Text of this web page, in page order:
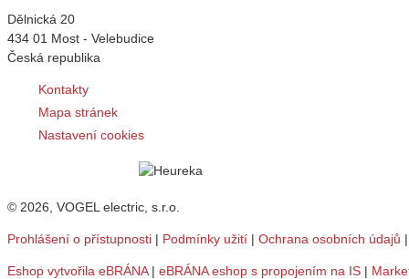
Dělnická 20
434 01 Most - Velebudice
Česká republika
Kontakty
Mapa stránek
Nastavení cookies
© 2026, VOGEL electric, s.r.o.
Prohlášení o přístupnosti | Podmínky užití | Ochrana osobních údajů
Eshop vytvořila eBRÁNA| eBRÁNA eshop s propojením na IS |